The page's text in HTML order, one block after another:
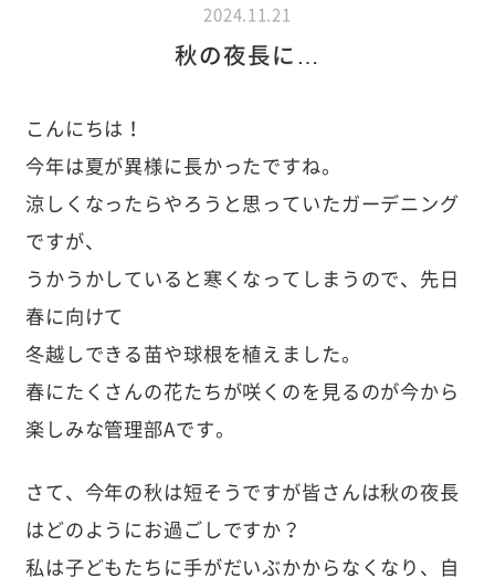
2024.11.21
秋の夜長に…
こんにちは！
今年は夏が異様に長かったですね。
涼しくなったらやろうと思っていたガーデニング
ですが、
うかうかしていると寒くなってしまうので、先日
春に向けて
冬越しできる苗や球根を植えました。
春にたくさんの花たちが咲くのを見るのが今から
楽しみな管理部Aです。
さて、今年の秋は短そうですが皆さんは秋の夜長
はどのようにお過ごしですか？
私は子どもたちに手がだいぶかからなくなり、自